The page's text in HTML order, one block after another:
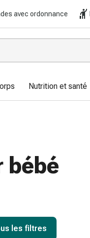
avec ordonnance
Nutrition et santé
bébé
les filtres